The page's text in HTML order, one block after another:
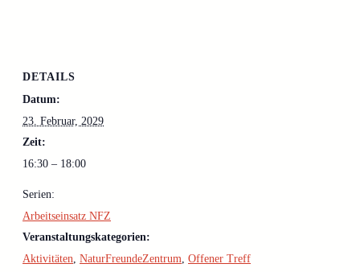
DETAILS
Datum:
23. Februar, 2029
Zeit:
16:30 – 18:00
Serien:
Arbeitseinsatz NFZ
Veranstaltungskategorien:
Aktivitäten NaturFreundeZentrum Offener Treff